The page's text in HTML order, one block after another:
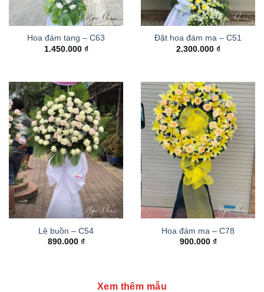
Hoa đám tang – C63
1.450.000 ₫
Đặt hoa đám ma – C51
2.300.000 ₫
Lệ buồn – C54
890.000 ₫
Hoa đám ma – C78
900.000 ₫
Xem thêm mẫu